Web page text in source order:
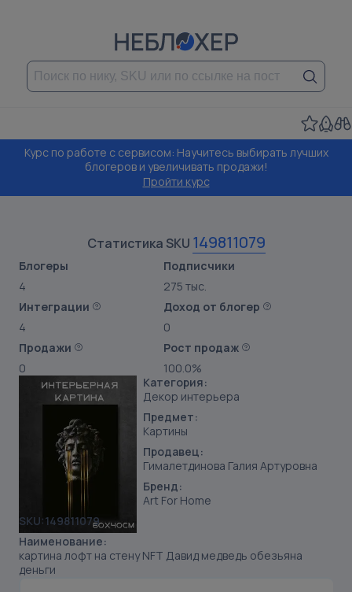
Курс по работе с сервисом: Научитесь выбирать лучших
блогеров и увеличивать продажи!
Пройти курс
Статистика SKU 149811079
Блогеры
4
Подписчики
275 тыс.
Интеграции
4
Доход от блогер
0
Продажи
0
Рост продаж
100.0%
SKU:149811079
Наименование:
картина лофт на стену NFT Давид медведь обезьяна
деньги
Категория:
Декор интерьера
Предмет:
Картины
Продавец:
Гималетдинова Галия Артуровна
Бренд:
Art For Home